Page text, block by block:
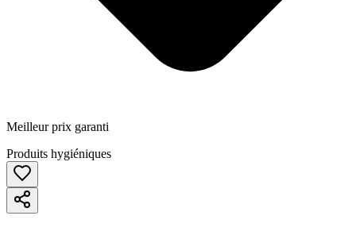
Meilleur prix garanti
Produits hygiéniques